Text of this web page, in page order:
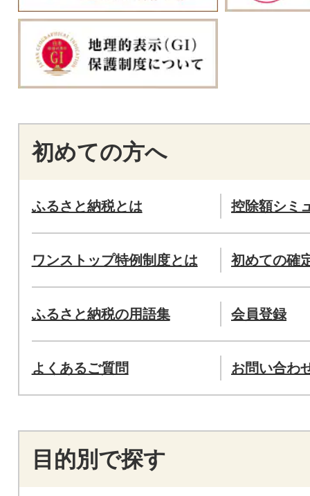
初めての方へ
ふるさと納税とは 控除額シミ
ワンストップ特例制度とは 初めての確
ふるさと納税の用語集 会員登録
よくあるご質問 お問い合わ
目的別で探す